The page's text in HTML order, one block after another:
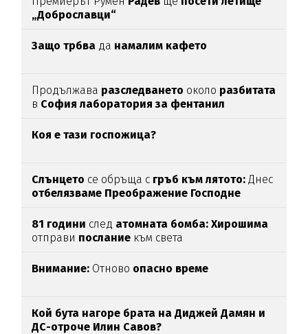
„Доброславци“
Защо трбва да намалим кафето
Продължава разследването около разбитата
в София лаборатория за фентанил
Коя е тази госпожица?
Слънцето се обръща с гръб към лятото:Днес
отбелязваме Преображение Господне
81 години след атомната бомба: Хирошима
отправи послание към света
Внимание: Отново опасно време
Кой бута нагоре брата на Диджей Дамян и
ДС-отроче Илин Савов?